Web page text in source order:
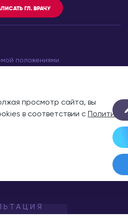
просмотр сайта, вы
в соответствии с
Политикой
ГЛ. ВРАЧУ
положениями
г. Видное